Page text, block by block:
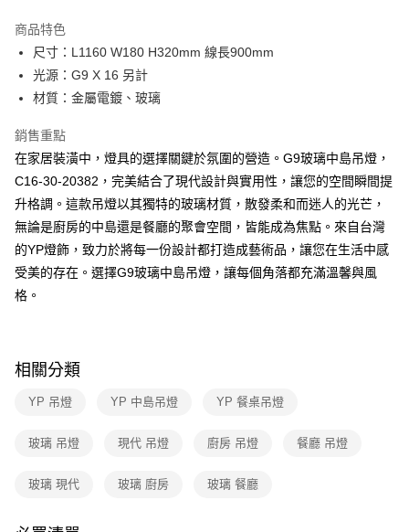
街口支付
悠遊付
全盈+PAY
AFTEE先享後付
相關說明
【關於「AFTEE先享後付」】
AFTEE先享後付是「在收到商品之後才付款」的支付方式。 讓您購物簡單
便利好安心！
１．簡單：不需註冊會員、不需綁卡、不需儲值。
２．便利：只要手機號碼，簡訊認證，即可結帳。
結帳頁面，進行簡訊認證並確認金額後，即可完成結帳。
３．收到繳費通知簡訊後14天內，點擊此簡訊中的連結，可透過四大超商／
※ 請注意：結帳手續完成當下不需立刻繳費，但若您需要取消訂單，請聯絡
※ 交易是否成功請以「AFTEE先享後付 」之結帳頁面顯示為準，若有關於
商品特色
尺寸：L1160 W180 H320mm 線長900mm
光源：G9 X 16 另計
材質：金屬電鍍、玻璃
銷售重點
在家居裝潢中，燈具的選擇關鍵於氛圍的營造。G9玻璃中島吊燈，
C16-30-20382，完美結合了現代設計與實用性，讓您的空間瞬間提
升格調。這款吊燈以其獨特的玻璃材質，散發柔和而迷人的光芒，
無論是廚房的中島還是餐廳的聚會空間，皆能成為焦點。來自台灣
的YP燈飾，致力於將每一份設計都打造成藝術品，讓您在生活中感
受美的存在。選擇G9玻璃中島吊燈，讓每個角落都充滿溫馨與風
格。
相關分類
YP 吊燈 YP 中島吊燈 YP 餐桌吊燈
玻璃 吊燈 現代 吊燈 廚房 吊燈 餐廳 吊燈
玻璃 現代 玻璃 廚房 玻璃 餐廳